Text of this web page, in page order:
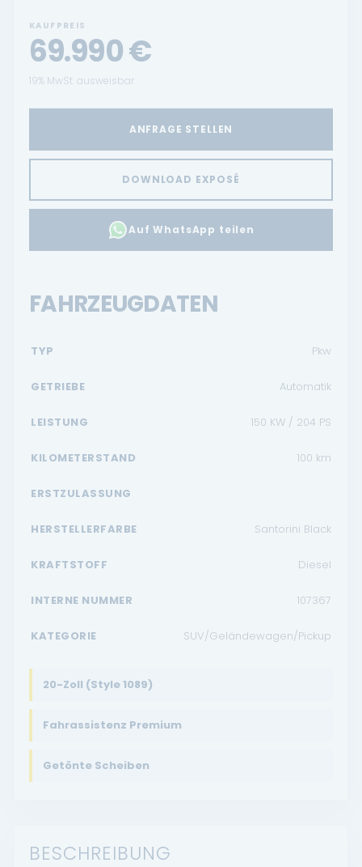
KAUFPREIS
69.990€
19% MwSt. ausweisbar
ANFRAGE STELLEN
DOWNLOAD EXPOSÉ
Auf WhatsApp teilen
FAHRZEUGDATEN
TYP Pkw
GETRIEBE Automatik
LEISTUNG 150 KW / 204 PS
KILOMETERSTAND 100 km
ERSTZULASSUNG
HERSTELLERFARBE Santorini Black
KRAFTSTOFF Diesel
INTERNE NUMMER 107367
KATEGORIE SUV/Geländewagen/Pickup
20-Zoll (Style 1089)
Fahrassistenz Premium
Getönte Scheiben
BESCHREIBUNG